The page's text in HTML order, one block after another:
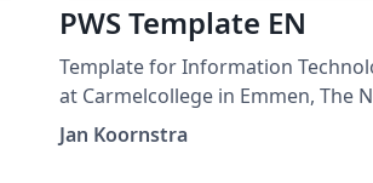
PWS Template EN
Template for Information
at Carmelcollege in Emmen, The
English version.
Jan Koornstra